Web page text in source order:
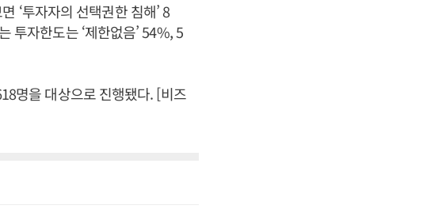
‘투자자의 선택권한 침해’ 8
투자한도는 ‘제한없음’ 54%, 5
명을 대상으로 진행됐다. [비즈